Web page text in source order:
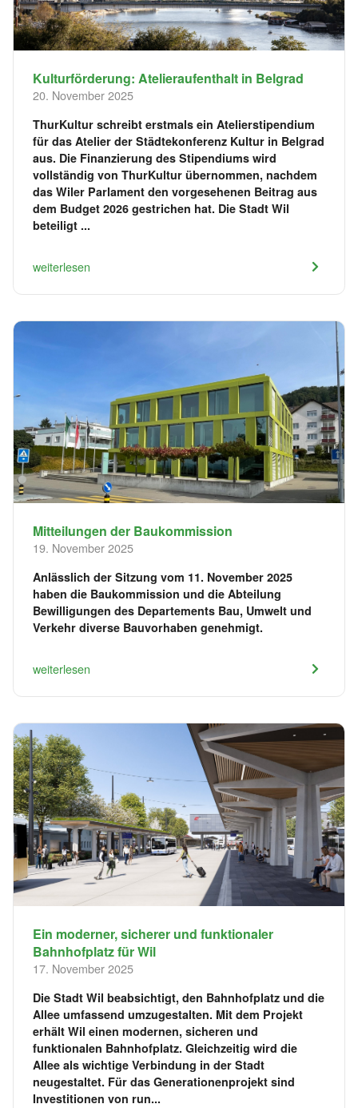
Kulturförderung: Atelieraufenthalt in Belgrad
20. November 2025
ThurKultur schreibt erstmals ein Atelierstipendium
für das Atelier der Städtekonferenz Kultur in Belgrad
aus. Die Finanzierung des Stipendiums wird
vollständig von ThurKultur übernommen, nachdem
das Wiler Parlament den vorgesehenen Beitrag aus
dem Budget 2026 gestrichen hat. Die Stadt Wil
beteiligt ...
weiterlesen
Mitteilungen der Baukommission
19. November 2025
Anlässlich der Sitzung vom 11. November 2025
haben die Baukommission und die Abteilung
Bewilligungen des Departements Bau, Umwelt und
Verkehr diverse Bauvorhaben genehmigt.
weiterlesen
Ein moderner, sicherer und funktionaler
Bahnhofplatz für Wil
17. November 2025
Die Stadt Wil beabsichtigt, den Bahnhofplatz und die
Allee umfassend umzugestalten. Mit dem Projekt
erhält Wil einen modernen, sicheren und
funktionalen Bahnhofplatz. Gleichzeitig wird die
Allee als wichtige Verbindung in der Stadt
neugestaltet. Für das Generationenprojekt sind
Investitionen von run...